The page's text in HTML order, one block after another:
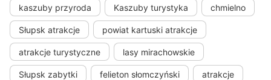
kaszuby przyroda Kaszuby turystyka chmielno
Słupsk atrakcje powiat kartuski atrakcje
atrakcje turystyczne lasy mirachowskie
Słupsk zabytki felieton słomczyński atrakcje